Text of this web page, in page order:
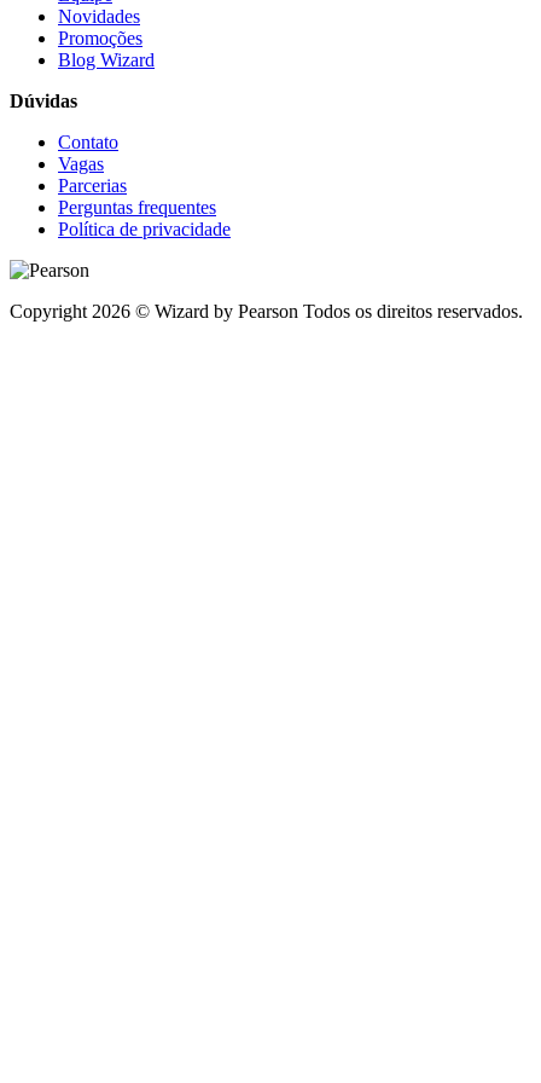
Novidades
Promoções
Blog Wizard
Dúvidas
Contato
Vagas
Parcerias
Perguntas frequentes
Política de privacidade
Copyright 2026 © Wizard by Pearson Todos os direitos reservados.